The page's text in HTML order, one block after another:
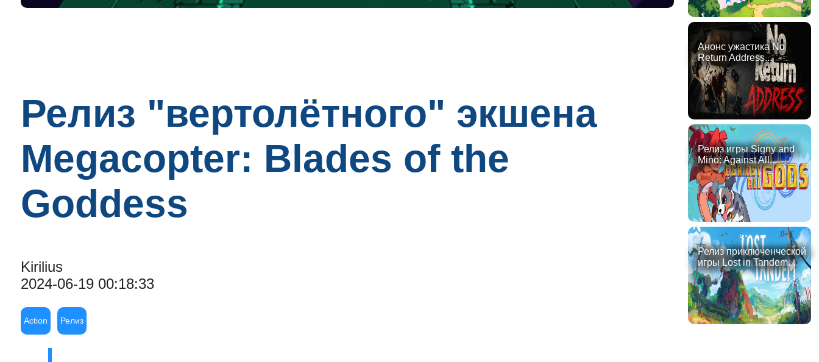
Релиз "вертолётного" экшена
Megacopter: Blades of the
Goddess
Kirilius
2024-06-19 00:18:33
Action Релиз
Анонс ужастика No
Return Address...
Релиз игры Signy and
Mino: Against All...
Релиз приключенческой
игры Lost in Tandem...